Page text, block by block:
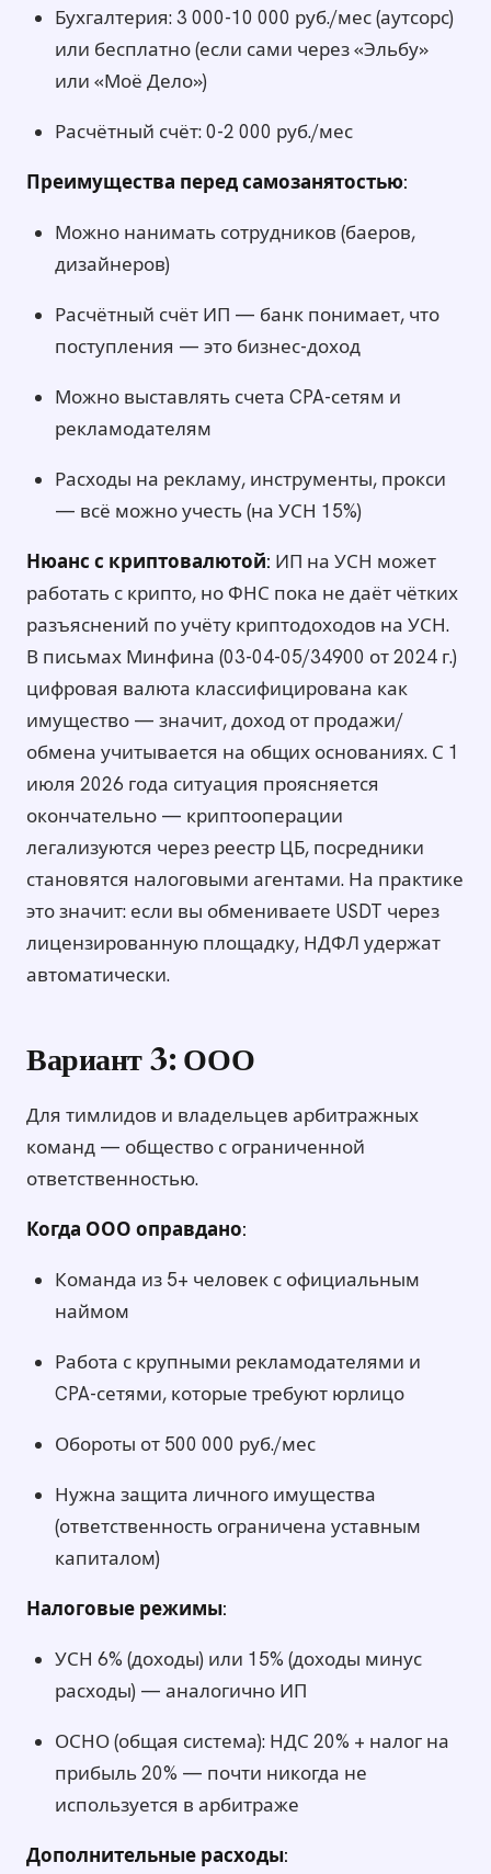
Бухгалтерия: 3 000-10 000 руб./мес (аутсорс)
или бесплатно (если сами через «Эльбу»
или «Моё Дело»)
Расчётный счёт: 0-2 000 руб./мес
Преимущества перед самозанятостью:
Можно нанимать сотрудников (баеров,
дизайнеров)
Расчётный счёт ИП — банк понимает, что
поступления — это бизнес-доход
Можно выставлять счета CPA-сетям и
рекламодателям
Расходы на рекламу, инструменты, прокси
— всё можно учесть (на УСН 15%)
Нюанс с криптовалютой: ИП на УСН может
работать с крипто, но ФНС пока не даёт чётких
разъяснений по учёту криптодоходов на УСН.
В письмах Минфина (03-04-05/34900 от 2024 г.)
цифровая валюта классифицирована как
имущество — значит, доход от продажи/
обмена учитывается на общих основаниях. С 1
июля 2026 года ситуация проясняется
окончательно — криптооперации
легализуются через реестр ЦБ, посредники
становятся налоговыми агентами. На практике
это значит: если вы обмениваете USDT через
лицензированную площадку, НДФЛ удержат
автоматически.
Вариант 3: ООО
Для тимлидов и владельцев арбитражных
команд — общество с ограниченной
ответственностью.
Когда ООО оправдано:
Команда из 5+ человек с официальным
наймом
Работа с крупными рекламодателями и
CPA-сетями, которые требуют юрлицо
Обороты от 500 000 руб./мес
Нужна защита личного имущества
(ответственность ограничена уставным
капиталом)
Налоговые режимы:
УСН 6% (доходы) или 15% (доходы минус
расходы) — аналогично ИП
ОСНО (общая система): НДС 20% + налог на
прибыль 20% — почти никогда не
используется в арбитраже
Дополнительные расходы: